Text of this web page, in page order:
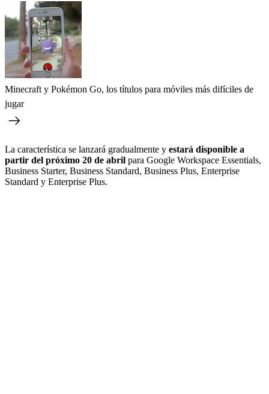
Minecraft y Pokémon Go, los títulos para móviles más difíciles de
jugar
La característica se lanzará gradualmente y estará disponible a
partir del próximo 20 de abril para Google Workspace Essentials,
Business Starter, Business Standard, Business Plus, Enterprise
Standard y Enterprise Plus.